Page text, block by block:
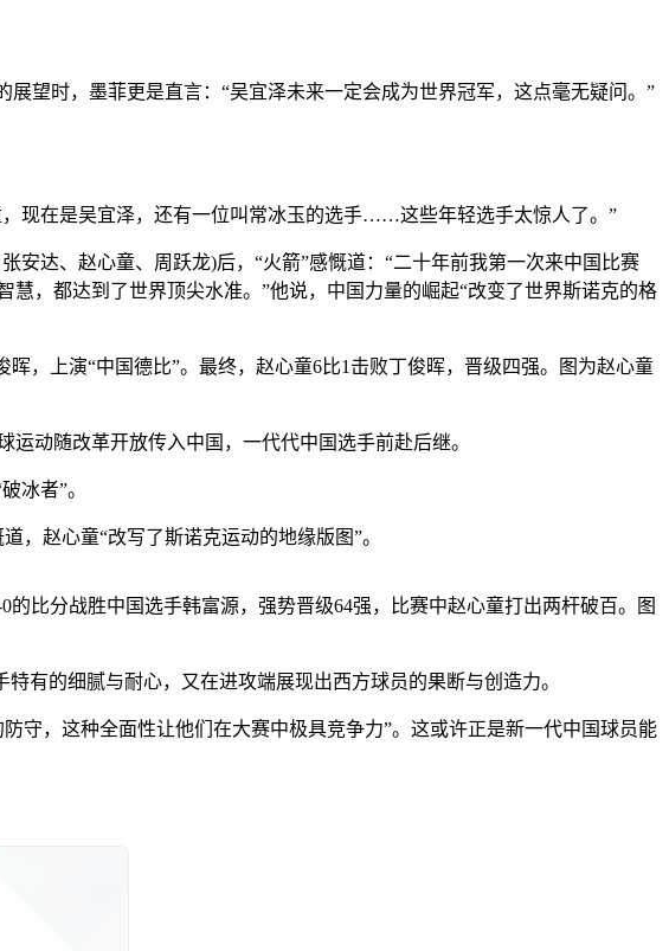
望时，墨菲更是直言：“吴宜泽未来一定会成为世界冠军，这点毫无疑问。”
现在是吴宜泽，还有一位叫常冰玉的选手……这些年轻选手太惊人了。”
达、赵心童、周跃龙)后，“火箭”感慨道：“二十年前我第一次来中国比赛
，都达到了世界顶尖水准。”他说，中国力量的崛起“改变了世界斯诺克的格
，上演“中国德比”。最终，赵心童6比1击败丁俊晖，晋级四强。图为赵心童
动随改革开放传入中国，一代代中国选手前赴后继。
冰者”。
赵心童“改写了斯诺克运动的地缘版图”。
比分战胜中国选手韩富源，强势晋级64强，比赛中赵心童打出两杆破百。图
有的细腻与耐心，又在进攻端展现出西方球员的果断与创造力。
，这种全面性让他们在大赛中极具竞争力”。这或许正是新一代中国球员能